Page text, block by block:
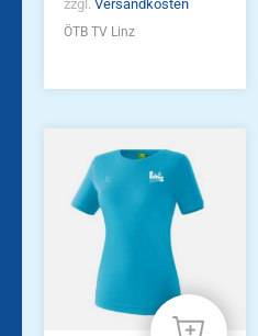
zzgl. Versandkosten
ÖTB TV Linz
Produkt
weist
mehrere
Varianten
Optionen
können